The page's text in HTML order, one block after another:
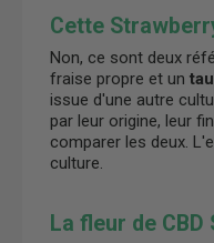
Cette
Non, ce sont deux
fraise propre et un
issue d'une autre
par leur origine, leur
comparer les deux.
culture.
La fleur de